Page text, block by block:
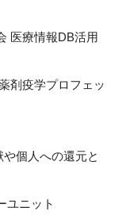
医療情報DB活用
疫学プロフェッ
個人への還元と
ニット